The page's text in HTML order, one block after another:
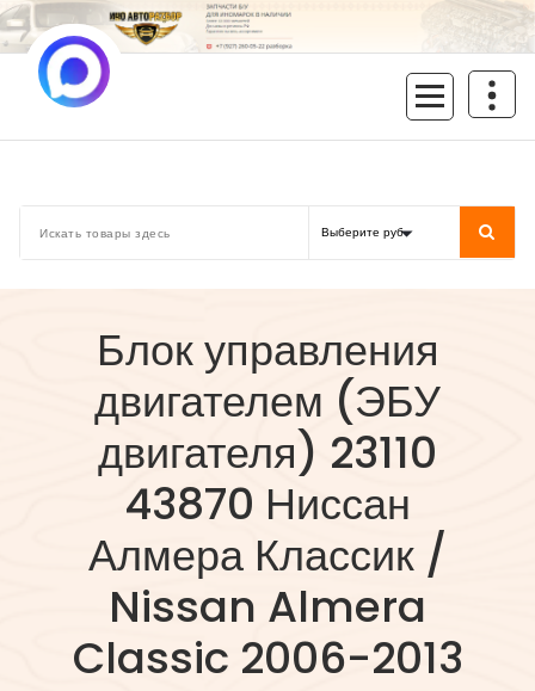
Перейти
к
содержимому
Блок управления
двигателем (ЭБУ
двигателя) 23110
43870 Ниссан
Алмера Классик /
Nissan Almera
Classic 2006-2013